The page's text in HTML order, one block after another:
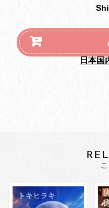
日本国